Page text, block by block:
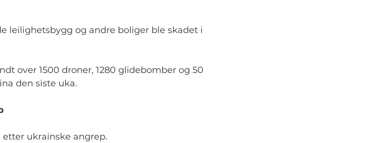
leilighetsbygg og andre boliger ble skadet i
over 1500 droner, 1280 glidebomber og 50
den siste uka.
ukrainske angrep.